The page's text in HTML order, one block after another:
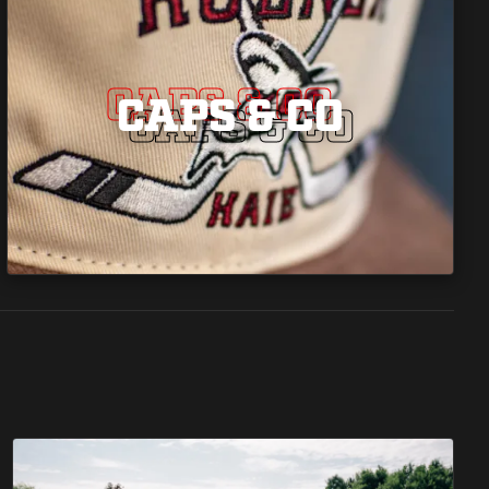
CAPS & CO
CAPS & CO
CAPS & CO